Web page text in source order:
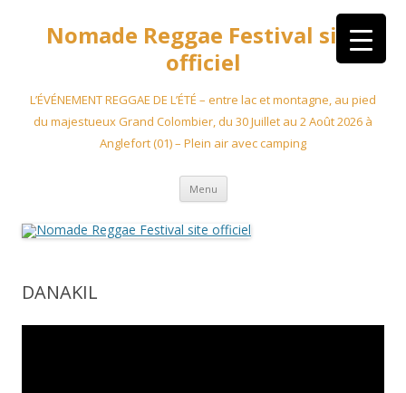
contenuNomade Reggae Festival site
officiel
L’ÉVÉNEMENT REGGAE DE L’ÉTÉ – entre lac et montagne, au pied
du majestueux Grand Colombier, du 30 Juillet au 2 Août 2026 à
Anglefort (01) – Plein air avec camping
Menu
DANAKIL